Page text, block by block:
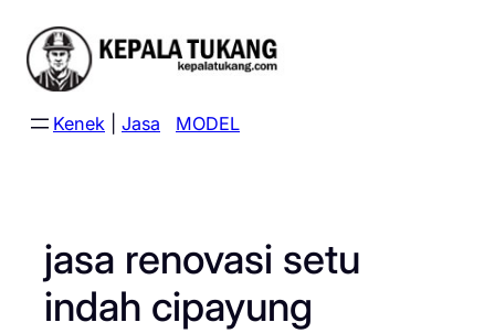
content
Kenek Jasa MODEL
jasa renovasi setu
indah cipayung